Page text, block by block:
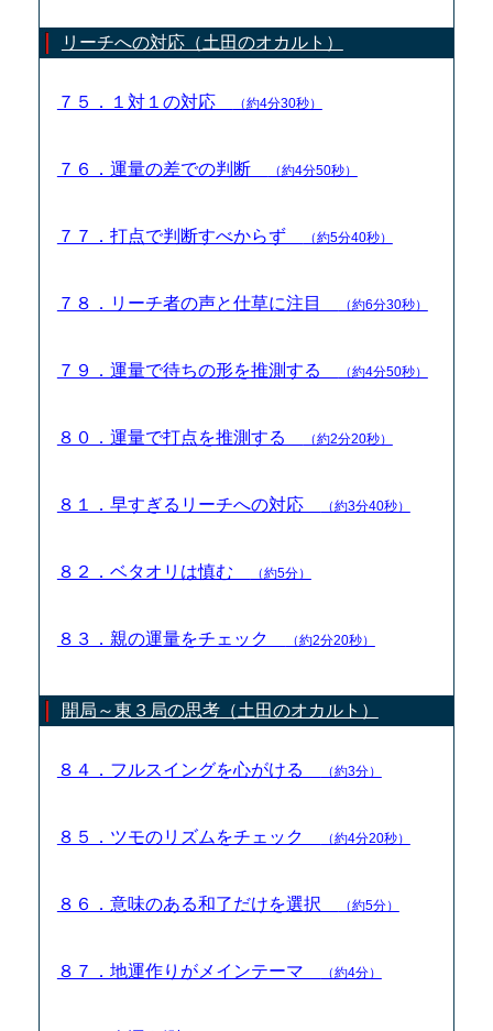
リーチへの対応（土田のオカルト）
７５．１対１の対応 （約4分30秒）
７６．運量の差での判断 （約4分50秒）
７７．打点で判断すべからず （約5分40秒）
７８．リーチ者の声と仕草に注目 （約6分30秒）
７９．運量で待ちの形を推測する （約4分50秒）
８０．運量で打点を推測する （約2分20秒）
８１．早すぎるリーチへの対応 （約3分40秒）
８２．ベタオリは慎む （約5分）
８３．親の運量をチェック （約2分20秒）
開局～東３局の思考（土田のオカルト）
８４．フルスイングを心がける （約3分）
８５．ツモのリズムをチェック （約4分20秒）
８６．意味のある和了だけを選択 （約5分）
８７．地運作りがメインテーマ （約4分）